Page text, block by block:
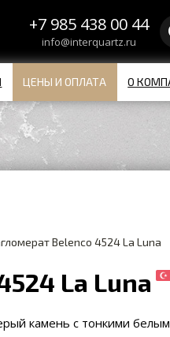
+7 985 438 00 44
info@interquartz.ru
ЦЕНЫ И ОПЛАТА О
Belenco 4524 La Luna
La Luna
камень с тонкими